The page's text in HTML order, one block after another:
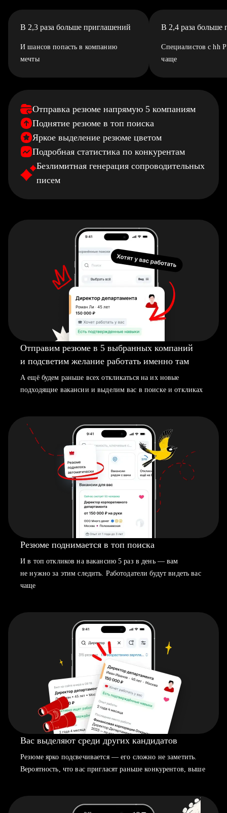
В 2,3 раза больше приглашений
И шансов попасть в компанию
мечты
В 2,4 раза больше
Специалистов с hh
чаще
Отправка резюме напрямую 5 компаниям
Поднятие резюме в топ поиска
Яркое выделение резюме цветом
Подробная статистика по конкурентам
Безлимитная генерация сопроводительных
писем
Отправим резюме в 5 выбранных компаний
и подсветим желание работать именно там
А ещё будем раньше всех откликаться на их новые
подходящие вакансии и выделим вас в поиске и откликах
Резюме поднимается в топ поиска
И в топ откликов на вакансию 5 раз в день — вам
не нужно за этим следить. Работодатели будут видеть вас
чаще
Вас выделяют среди других кандидатов
Резюме ярко подсвечивается — его сложно не заметить.
Вероятность, что вас пригласят раньше конкурентов, выше